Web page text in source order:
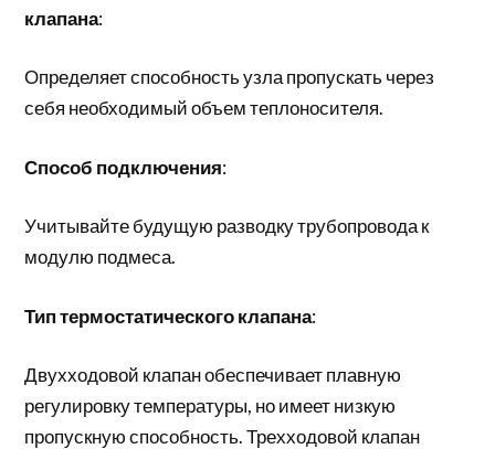
клапана:
Определяет способность узла пропускать через
себя необходимый объем теплоносителя.
Способ подключения:
Учитывайте будущую разводку трубопровода к
модулю подмеса.
Тип термостатического клапана:
Двухходовой клапан обеспечивает плавную
регулировку температуры, но имеет низкую
пропускную способность. Трехходовой клапан